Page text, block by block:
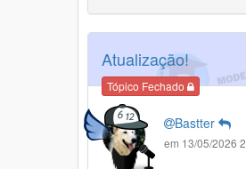
Atualização!
Tópico Fechado
Bastter
em 13/05/2026